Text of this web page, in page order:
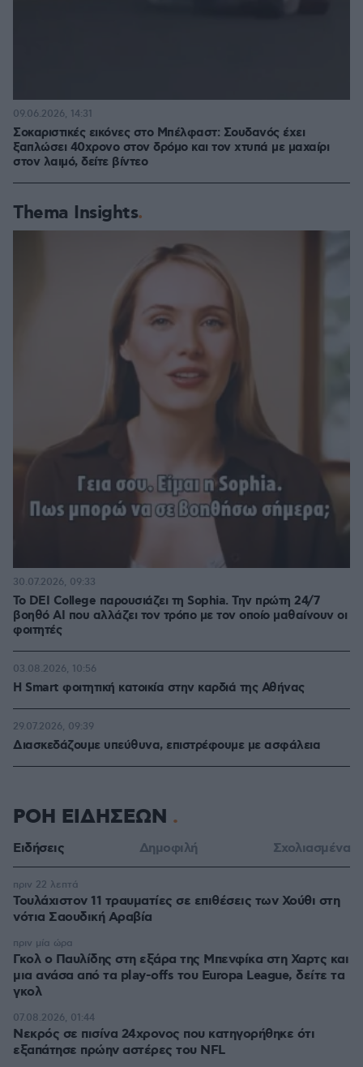
Σοκαριστικές εικόνες στο Μπέλφαστ: Σουδανός έχει
ξαπλώσει 40χρονο στον δρόμο και τον χτυπά με μαχαίρι
στον λαιμό, δείτε βίντεο
09.06.2026, 14:31
Thema Insights
Το DEI College παρουσιάζει τη Sophia. Την πρώτη 24/7
βοηθό AI που αλλάζει τον τρόπο με τον οποίο μαθαίνουν οι
φοιτητές
30.07.2026, 09:33
Η Smart φοιτητική κατοικία στην καρδιά της Αθήνας
03.08.2026, 10:56
Διασκεδάζουμε υπεύθυνα, επιστρέφουμε με ασφάλεια
29.07.2026, 09:39
ΡΟΗ ΕΙΔΗΣΕΩΝ
Ειδήσεις Δημοφιλή Σχολιασμένα
Τουλάχιστον 11 τραυματίες σε επιθέσεις των Χούθι στη
νότια Σαουδική Αραβία
πριν 22 λεπτά
Γκολ ο Παυλίδης στη εξάρα της Μπενφίκα στη Χαρτς και
μια ανάσα από τα play-offs του Europa League, δείτε τα
γκολ
πριν μία ώρα
Νεκρός σε πισίνα 24χρονος που κατηγορήθηκε ότι
εξαπάτησε πρώην αστέρες του NFL
07.08.2026, 01:44